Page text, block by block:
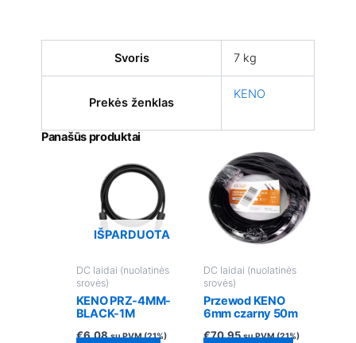
Svoris 7 kg
Prekės ženklas
KENO
Panašūs produktai
IŠPARDUOTA
DC laidai (nuolatinės
srovės)
KENO PRZ-4MM-
BLACK-1M
€6.08 su PVM (21%)
DC laidai (nuolatinės
srovės)
Przewod KENO
6mm czarny 50m
€70.95 su PVM (21%)